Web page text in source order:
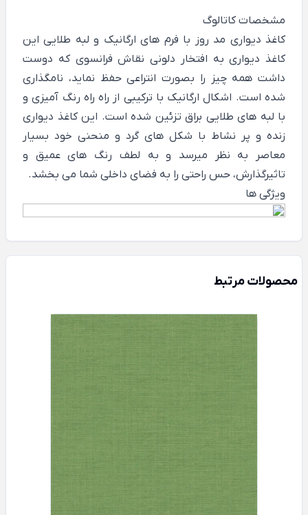
مشخصات کاتالوگ
کاغذ دیواری مد روز با فرم های ارگانیک و لبه طلایی این
کاغذ دیواری به افتخار دلونی نقاش فرانسوی که دوست
داشت همه چیز را بصورت انتراعی حفظ نماید، نامگذاری
شده است. اشکال ارگانیک با ترکیبی از راه راه رنگ آمیزی و
با لبه های طلایی براق تزئین شده است. این کاغذ دیواری
زنده و پر نشاط با شکل های گرد و منحنی خود بسیار
معاصر به نظر میرسد و به لطف رنگ های عمیق و
تاثیرگذارش، حس راحتی را به فضای داخلی شما می بخشد.
ویژگی ها
محصولات مرتبط